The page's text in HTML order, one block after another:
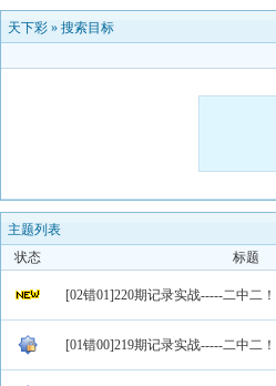
天下彩 » 搜索目标
主题列表
状态
标题
[02错01]220期记录实战-----二中二！
[01错00]219期记录实战-----二中二！